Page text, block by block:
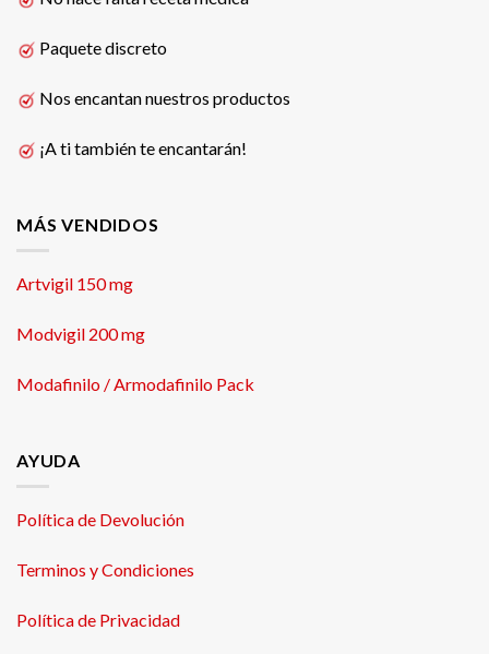
Paquete discreto
Nos encantan nuestros productos
¡A ti también te encantarán!
MÁS VENDIDOS
Artvigil 150 mg
Modvigil 200 mg
Modafinilo / Armodafinilo Pack
AYUDA
Política de Devolución
Terminos y Condiciones
Política de Privacidad